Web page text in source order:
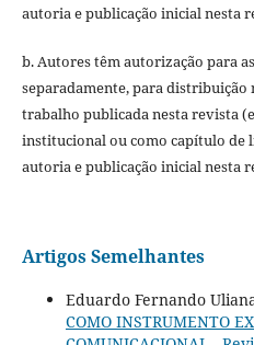
autoria e publicação inicial nesta
b. Autores têm autorização para
separadamente, para distribuição
trabalho publicada nesta revista
institucional ou como capítulo de
autoria e publicação inicial nesta
Artigos Semelhantes
Eduardo Fernando
COMO INSTRUMENTO